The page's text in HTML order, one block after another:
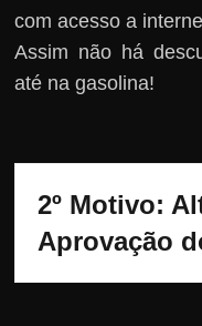
com acesso a
Assim não há
até na gasolina!
2º Motivo:
Aprovação